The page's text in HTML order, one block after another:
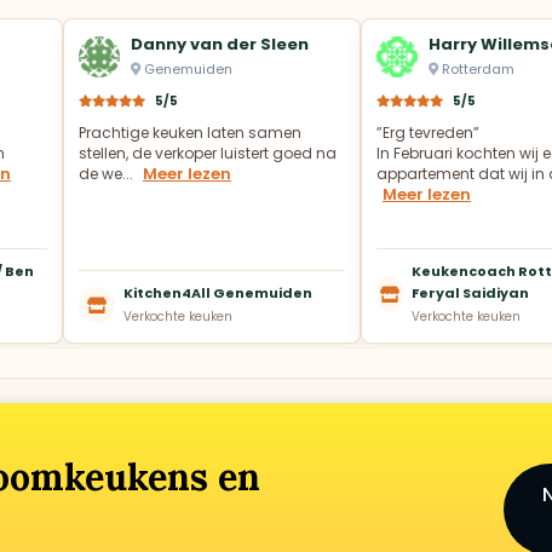
Ben
Danny van der Sleen
Genemuiden
5/5
Prachtige keuken laten samen
stellen, de verkoper luistert goed na
de we... Meer lezen
Kitchen4All Genemuiden
Verkochte keuken
Harry
Rotterdam
5/5
”Erg tevreden”
In Februari kochten wij
appartement dat wij in
Meer lezen
Keukencoach
Feryal Saidiyan
Verkochte keuken
en